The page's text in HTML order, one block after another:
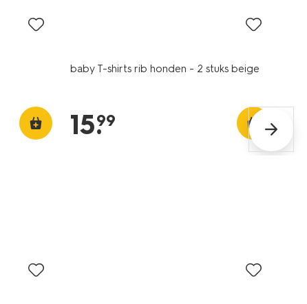
baby T-shirts rib honden - 2 stuks beige
15.
99